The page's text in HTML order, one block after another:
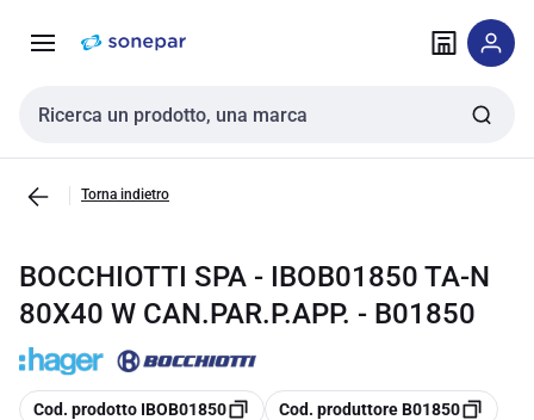
navigazione alla
Cerca input
Torna indietro
BOCCHIOTTI SPA - IBOB01850 TA-N
80X40 W CAN.PAR.P.APP. - B01850
copia
Cod. prodotto IBOB01850 copia
Cod. produttore B01850